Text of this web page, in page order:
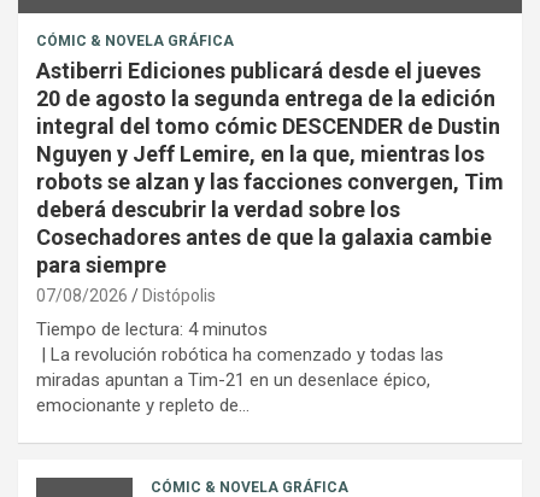
CÓMIC & NOVELA GRÁFICA
Astiberri Ediciones publicará desde el jueves
20 de agosto la segunda entrega de la edición
integral del tomo cómic DESCENDER de Dustin
Nguyen y Jeff Lemire, en la que, mientras los
robots se alzan y las facciones convergen, Tim
deberá descubrir la verdad sobre los
Cosechadores antes de que la galaxia cambie
para siempre
07/08/2026 Distópolis
Tiempo de lectura: 4 minutos
| La revolución robótica ha comenzado y todas las
miradas apuntan a Tim-21 en un desenlace épico,
emocionante y repleto de…
CÓMIC & NOVELA GRÁFICA